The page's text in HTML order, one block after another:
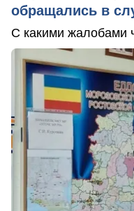
обращались в
С какими жалобами